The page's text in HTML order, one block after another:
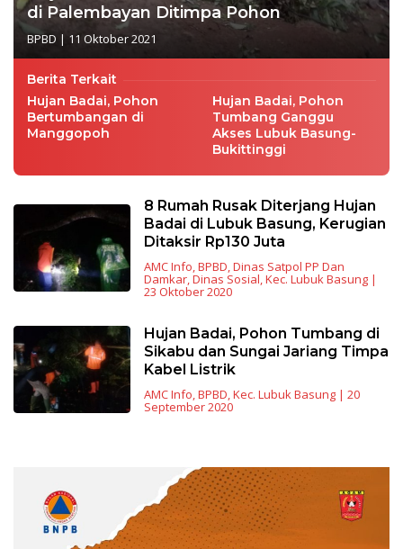
di Palembayan Ditimpa Pohon
BPBD | 11 Oktober 2021
Berita Terkait
Hujan Badai, Pohon
Bertumbangan di
Manggopoh
Hujan Badai, Pohon
Tumbang Ganggu
Akses Lubuk Basung-
Bukittinggi
8 Rumah Rusak Diterjang Hujan
Badai di Lubuk Basung, Kerugian
Ditaksir Rp130 Juta
AMC Info,BPBD,Dinas Satpol PP Dan
Damkar,Dinas Sosial,Kec. Lubuk Basung|
23 Oktober 2020
Hujan Badai, Pohon Tumbang di
Sikabu dan Sungai Jariang Timpa
Kabel Listrik
AMC Info,BPBD,Kec. Lubuk Basung| 20
September 2020